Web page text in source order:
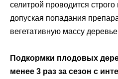
селитрой проводится
допуская попадания
вегетативную массу
Подкормки плодовых
менее 3 раз за сезон с